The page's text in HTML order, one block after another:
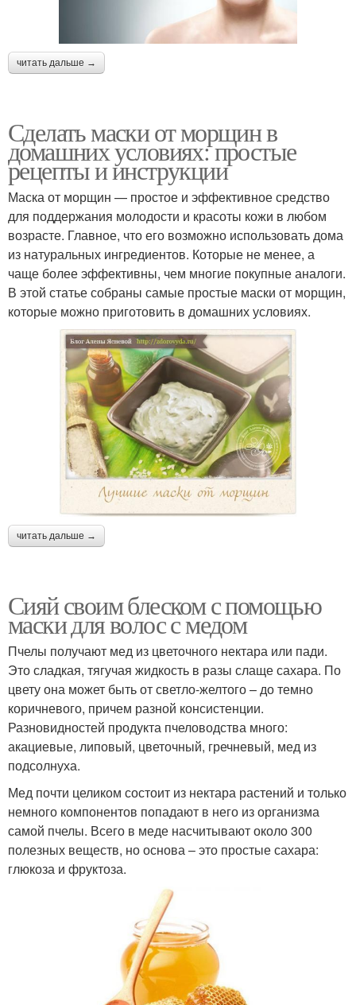
читать дальше →
Сделать маски от морщин в
домашних условиях: простые
рецепты и инструкции
Маска от морщин — простое и эффективное средство
для поддержания молодости и красоты кожи в любом
возрасте. Главное, что его возможно использовать дома
из натуральных ингредиентов. Которые не менее, а
чаще более эффективны, чем многие покупные аналоги.
В этой статье собраны самые простые маски от морщин,
которые можно приготовить в домашних условиях.
читать дальше →
Сияй своим блеском с помощью
маски для волос с медом
Пчелы получают мед из цветочного нектара или пади.
Это сладкая, тягучая жидкость в разы слаще сахара. По
цвету она может быть от светло-желтого – до темно
коричневого, причем разной консистенции.
Разновидностей продукта пчеловодства много:
акациевые, липовый, цветочный, гречневый, мед из
подсолнуха.
Мед почти целиком состоит из нектара растений и только
немного компонентов попадают в него из организма
самой пчелы. Всего в меде насчитывают около 300
полезных веществ, но основа – это простые сахара:
глюкоза и фруктоза.